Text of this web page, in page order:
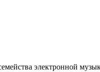
электронной